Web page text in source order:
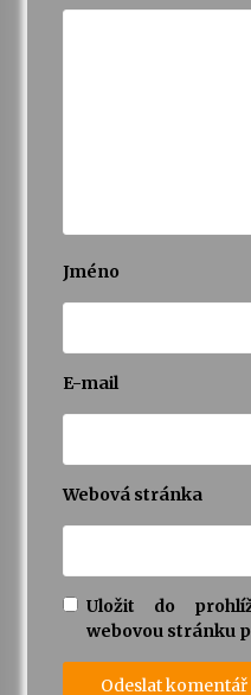
Jméno
E-mail
Webová stránka
Uložit do
webovou stránku